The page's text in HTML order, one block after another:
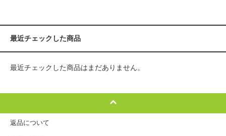
最近チェックした商品
最近チェックした商品はまだありません。
返品について